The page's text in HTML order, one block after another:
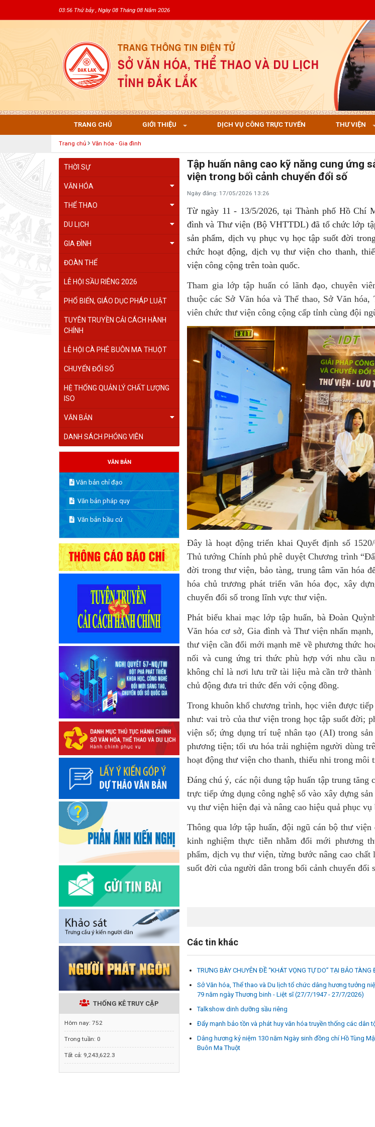
03:56 Thứ bảy , Ngày 08 Tháng 08 Năm 2026
TRANG CHỦ GIỚI THIỆU DỊCH VỤ CÔNG TRỰC TUYẾN THƯ VIỆN
Trang chủ Văn hóa - Gia đình
THỜI SỰ
VĂN HÓA
THỂ THAO
DU LỊCH
GIA ĐÌNH
ĐOÀN THỂ
LỄ HỘI SẦU RIÊNG 2026
PHỔ BIẾN, GIÁO DỤC PHÁP LUẬT
TUYÊN TRUYỀN CẢI CÁCH HÀNH
CHÍNH
LỄ HỘI CÀ PHÊ BUÔN MA THUỘT
CHUYỂN ĐỔI SỐ
HỆ THỐNG QUẢN LÝ CHẤT LƯỢNG
ISO
VĂN BẢN
DANH SÁCH PHÓNG VIÊN
VĂN BẢN
Văn bản chỉ đạo
Văn bản pháp quy
Văn bản bầu cử
THỐNG KÊ TRUY CẬP
Hôm nay: 752
Trong tuần: 0
Tất cả: 9,243,622.3
Tập huấn nâng cao kỹ năng cung ứng
viện trong bối cảnh chuyển đổi số
Ngày đăng: 17/05/2026 13:26
Từ ngày 11 - 13/5/2026, tại Thành phố Hồ Chí
đình và Thư viện (Bộ VHTTDL) đã tổ chức lớp
sản phẩm, dịch vụ phục vụ học tập suốt đời
chức hoạt động, dịch vụ thư viện cho thanh,
viện công cộng trên toàn quốc.
Tham gia lớp tập huấn có lãnh đạo, chuyên
thuộc các Sở Văn hóa và Thể thao, Sở Văn
viên chức thư viện công cộng cấp tỉnh cùng đội
Đây là hoạt động triển khai Quyết định số
Thủ tướng Chính phủ phê duyệt Chương trình
đời trong thư viện, bảo tàng, trung tâm văn hóa
hóa chủ trương phát triển văn hóa đọc, xây
chuyển đổi số trong lĩnh vực thư viện.
Phát biểu khai mạc lớp tập huấn, bà Đoàn
Văn hóa cơ sở, Gia đình và Thư viện nhấn
thư viện cần đổi mới mạnh mẽ về phương thức
nối và cung ứng tri thức phù hợp với nhu cầu
không chỉ là nơi lưu trữ tài liệu mà cần trở thành
chủ động đưa tri thức đến với cộng đồng.
Trong khuôn khổ chương trình, học viên được
như: vai trò của thư viện trong học tập suốt đời;
viện số; ứng dụng trí tuệ nhân tạo (AI) trong
phương tiện; tối ưu hóa trải nghiệm người dùng
hoạt động thư viện cho thanh, thiếu nhi trong môi
Đáng chú ý, các nội dung tập huấn tập trung tăng
trực tiếp ứng dụng công nghệ số vào xây dựng
vụ thư viện hiện đại và nâng cao hiệu quả phục vụ
Thông qua lớp tập huấn, đội ngũ cán bộ thư
kinh nghiệm thực tiễn nhằm đổi mới phương
phẩm, dịch vụ thư viện, từng bước nâng cao chất
suốt đời của người dân trong bối cảnh chuyển đổi
Các tin khác
TRƯNG BÀY CHUYÊN ĐỀ “KHÁT VỌNG TỰ DO” TẠI BẢO TÀNG
Sở Văn hóa, Thể thao và Du lịch tổ chức dâng hương tưởng
79 năm ngày Thương binh - Liệt sĩ (27/7/1947 - 27/7/2026)
Talkshow dinh dưỡng sầu riêng
Đẩy mạnh bảo tồn và phát huy văn hóa truyền thống các dân
Dâng hương kỷ niệm 130 năm Ngày sinh đồng chí Hồ Tùng
Buôn Ma Thuột